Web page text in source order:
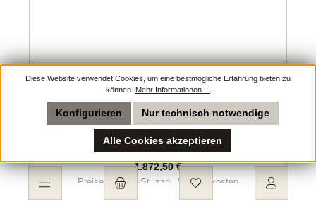
Du hast 0 Produkte
Künstler: Lauge, Jeppe
Regulärer Preis:
1.872,50 €
Preise inkl. MwSt. zzgl. Versandkosten
Diese Website verwendet Cookies, um eine bestmögliche Erfahrung bieten zu
können. Mehr Informationen ...
Nur technisch notwendige
Konfigurieren
Alle Cookies akzeptieren